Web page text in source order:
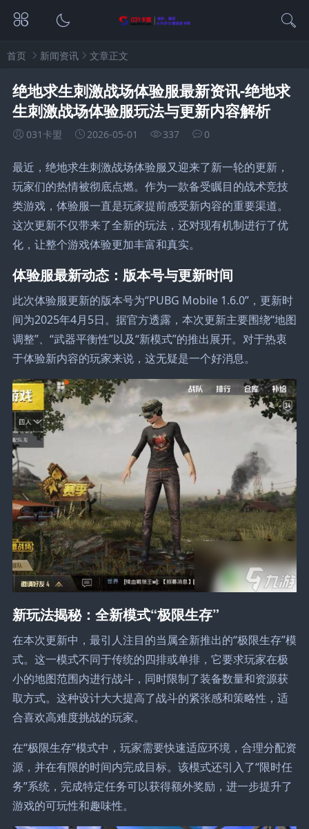
首页 新闻资讯 文章正文
绝地求生刺激战场体验服最新资讯-绝地求
生刺激战场体验服玩法与更新内容解析
031卡盟 2026-05-01 337 0
最近，绝地求生刺激战场体验服又迎来了新一轮的更新，
玩家们的热情被彻底点燃。作为一款备受瞩目的战术竞技
类游戏，体验服一直是玩家提前感受新内容的重要渠道。
这次更新不仅带来了全新的玩法，还对现有机制进行了优
化，让整个游戏体验更加丰富和真实。
体验服最新动态：版本号与更新时间
此次体验服更新的版本号为“PUBG Mobile 1.6.0”，更新时
间为2025年4月5日。据官方透露，本次更新主要围绕“地图
调整”、“武器平衡性”以及“新模式”的推出展开。对于热衷
于体验新内容的玩家来说，这无疑是一个好消息。
新玩法揭秘：全新模式“极限生存”
在本次更新中，最引人注目的当属全新推出的“极限生存”模
式。这一模式不同于传统的四排或单排，它要求玩家在极
小的地图范围内进行战斗，同时限制了装备数量和资源获
取方式。这种设计大大提高了战斗的紧张感和策略性，适
合喜欢高难度挑战的玩家。
在“极限生存”模式中，玩家需要快速适应环境，合理分配资
源，并在有限的时间内完成目标。该模式还引入了“限时任
务”系统，完成特定任务可以获得额外奖励，进一步提升了
游戏的可玩性和趣味性。